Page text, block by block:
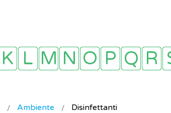
Ambiente Disinfettanti